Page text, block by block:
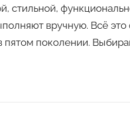
р
о
м
стильной,
вручную. Всё
пятом поколении.